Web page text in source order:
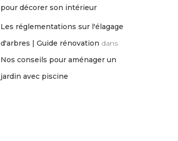
pour décorer son intérieur
Les réglementations sur l'élagage
d'arbres | Guide rénovation dans
Nos conseils pour aménager un
jardin avec piscine